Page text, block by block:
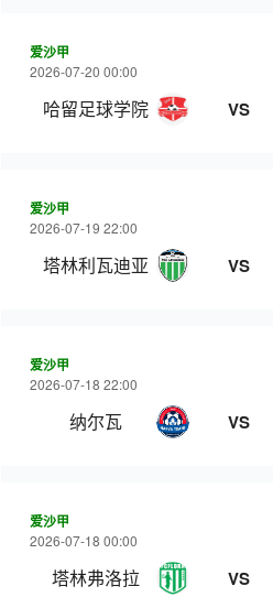
爱沙甲
2026-07-20 00:00
哈留足球学院 VS
爱沙甲
2026-07-19 22:00
塔林利瓦迪亚 VS
爱沙甲
2026-07-18 22:00
纳尔瓦 VS
爱沙甲
2026-07-18 00:00
塔林弗洛拉 VS